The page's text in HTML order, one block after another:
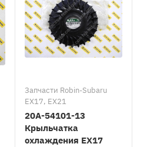
Запчасти Robin-Subaru
EX17, EX21
20A-54101-13
Крыльчатка
охлаждения EX17